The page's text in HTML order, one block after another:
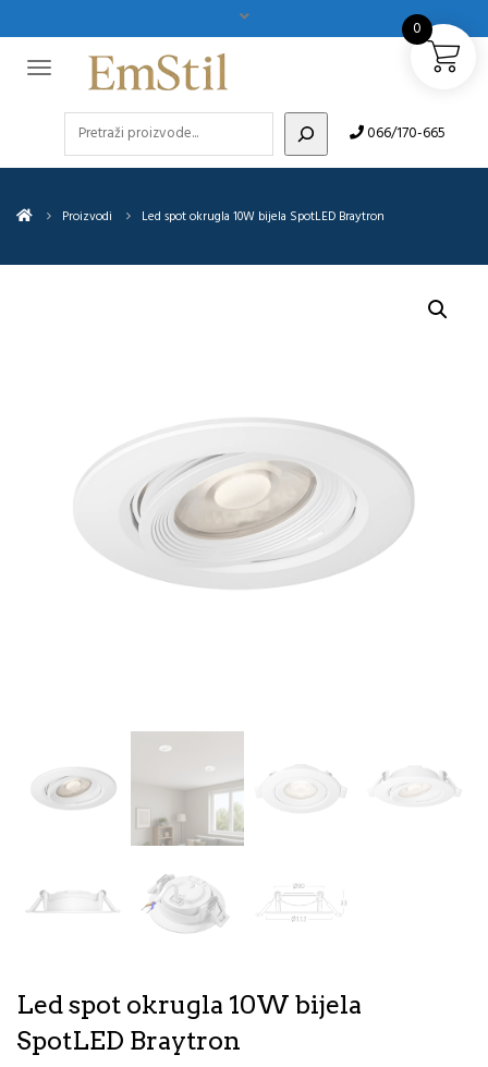
066/170-665
Proizvodi Led spot okrugla 10W bijela SpotLED Braytron
Led spot okrugla 10W bijela
SpotLED Braytron
0